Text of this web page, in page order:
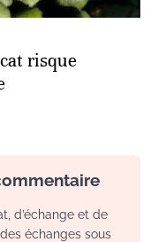
risque
d’échange et de
échanges sous